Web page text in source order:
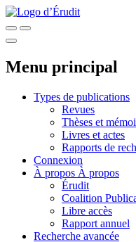
Menu principal
Types de publications
Revues
Thèses et
Livres et actes
Rapports de
Connexion
À propos À propos
Érudit
Coalition
Libre accès
Rapport annuel
Recherche avancée